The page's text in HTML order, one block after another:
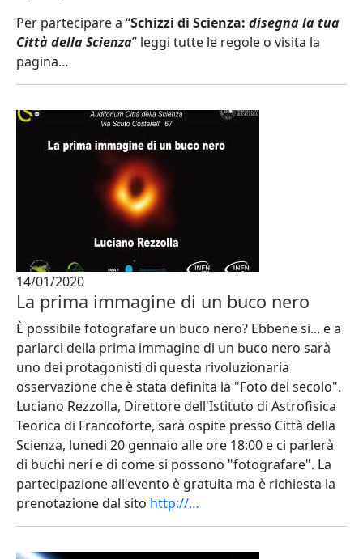
Per partecipare a “Schizzi di Scienza: disegna la tua
Città della Scienza” leggi tutte le regole o visita la
pagina…
14/01/2020
La prima immagine di un buco nero
È possibile fotografare un buco nero? Ebbene si... e a
parlarci della prima immagine di un buco nero sarà
uno dei protagonisti di questa rivoluzionaria
osservazione che è stata definita la "Foto del secolo".
Luciano Rezzolla, Direttore dell'Istituto di Astrofisica
Teorica di Francoforte, sarà ospite presso Città della
Scienza, lunedi 20 gennaio alle ore 18:00 e ci parlerà
di buchi neri e di come si possono "fotografare". La
partecipazione all'evento è gratuita ma è richiesta la
prenotazione dal sito http://…